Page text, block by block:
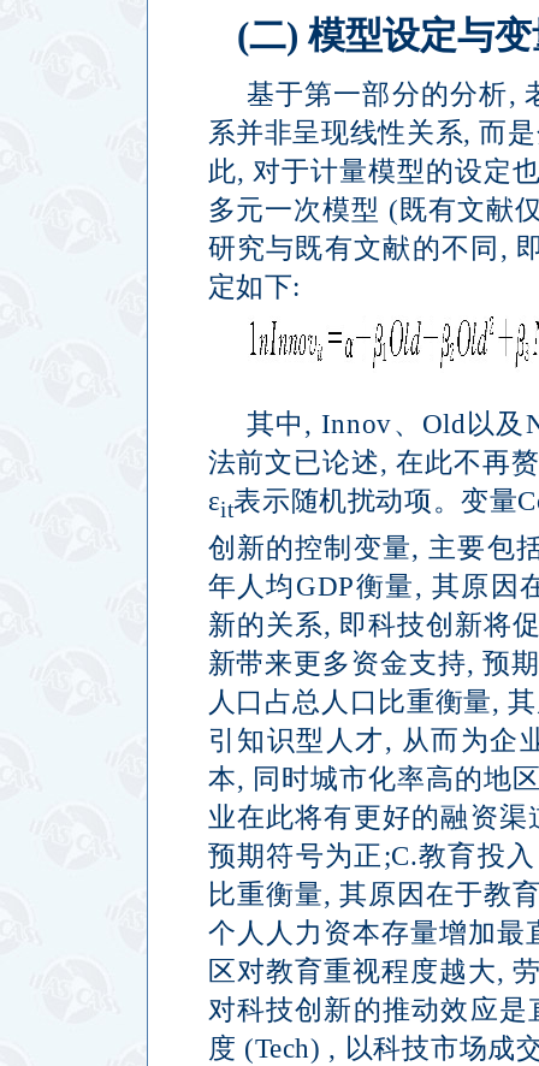
(二) 模型设定与
基于第一部分的分析,
系并非呈现线性关系,而
此, 对于计量模型的设定
多元一次模型 (既有文献
研究与既有文献的不同,
定如下:
其中, Innov、 Old 以及
法前文已论述,在此不再
εit表示随机扰动项。变量
创新的控制变量, 主要包
年人均GDP衡量, 其原因
新的关系, 即科技创新将
新带来更多资金支持,预
人口占总人口比重衡量,
引知识型人才, 从而为企
本, 同时城市化率高的地
业在此将有更好的融资渠
预期符号为正;C.教育投入
比重衡量,其原因在于教
个人人力资本存量增加最
区对教育重视程度越大,
对科技创新的推动效应是
度 (Tech) , 以科技市场成